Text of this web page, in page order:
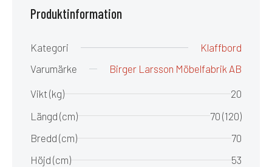
Produktinformation
Kategori
Klaffbord
Varumärke
Birger Larsson Möbelfabrik AB
Vikt (kg)
20
Längd (cm)
70 (120)
Bredd (cm)
70
Höjd (cm)
53